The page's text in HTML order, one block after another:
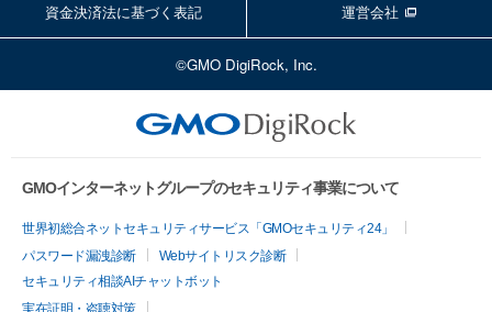
資金決済法に基づく表記 運営会社
©GMO DigiRock, Inc.
GMOインターネットグループのセキュリティ事業について
世界初総合ネットセキュリティサービス「GMOセキュリティ24」
パスワード漏洩診断
Webサイトリスク診断
セキュリティ相談AIチャットボット
実在証明・盗聴対策